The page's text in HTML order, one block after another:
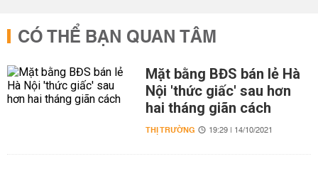
CÓ THỂ BẠN QUAN TÂM
Mặt bằng BĐS bán lẻ Hà
Nội 'thức giấc' sau hơn
hai tháng giãn cách
THỊ TRƯỜNG 19:29 | 14/10/2021